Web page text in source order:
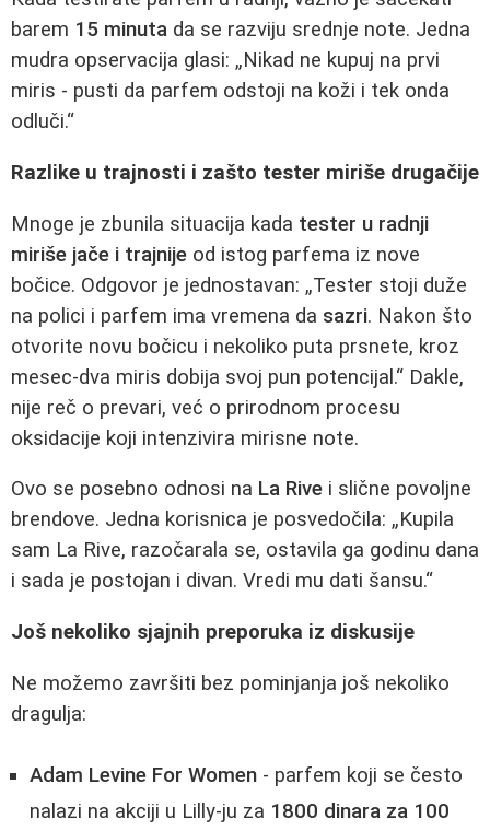
barem 15 minuta da se razviju srednje note. Jedna
mudra opservacija glasi: „Nikad ne kupuj na prvi
miris - pusti da parfem odstoji na koži i tek onda
odluči.“
Razlike u trajnosti i zašto tester miriše drugačije
Mnoge je zbunila situacija kada tester u radnji
miriše jače i trajnije od istog parfema iz nove
bočice. Odgovor je jednostavan: „Tester stoji duže
na polici i parfem ima vremena da sazri. Nakon što
otvorite novu bočicu i nekoliko puta prsnete, kroz
mesec-dva miris dobija svoj pun potencijal.“ Dakle,
nije reč o prevari, već o prirodnom procesu
oksidacije koji intenzivira mirisne note.
Ovo se posebno odnosi na La Rive i slične povoljne
brendove. Jedna korisnica je posvedočila: „Kupila
sam La Rive, razočarala se, ostavila ga godinu dana
i sada je postojan i divan. Vredi mu dati šansu.“
Još nekoliko sjajnih preporuka iz diskusije
Ne možemo završiti bez pominjanja još nekoliko
dragulja:
Adam Levine For Women - parfem koji se često
nalazi na akciji u Lilly-ju za 1800 dinara za 100